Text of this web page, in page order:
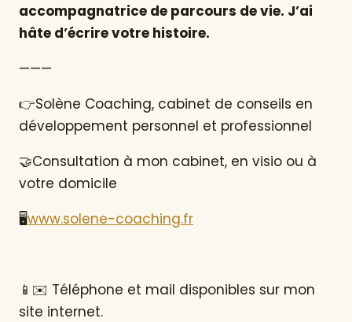
accompagnatrice de parcours de vie. J’ai
hâte d’écrire votre histoire.
———
👉Solène Coaching, cabinet de conseils en
développement personnel et professionnel
🤝Consultation à mon cabinet, en visio ou à
votre domicile
🖥www.solene-coaching.fr
📱✉️ Téléphone et mail disponibles sur mon
site internet.